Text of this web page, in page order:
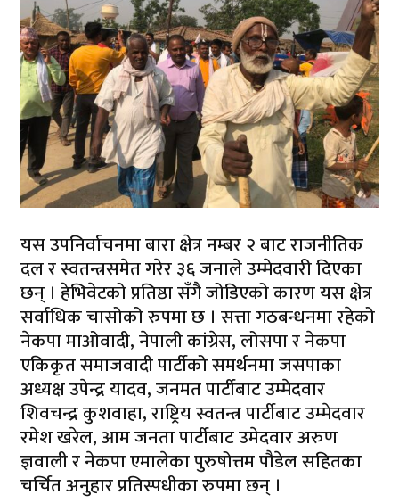
यस उपनिर्वाचनमा बारा क्षेत्र नम्बर २ बाट राजनीतिक
दल र स्वतन्त्रसमेत गरेर ३६ जनाले उम्मेदवारी दिएका
छन् । हेभिवेटको प्रतिष्ठा सँगै जोडिएको कारण यस क्षेत्र
सर्वाधिक चासोको रुपमा छ । सत्ता गठबन्धनमा रहेको
नेकपा माओवादी, नेपाली कांग्रेस, लोसपा र नेकपा
एकिकृत समाजवादी पार्टीको समर्थनमा जसपाका
अध्यक्ष उपेन्द्र यादव, जनमत पार्टीबाट उम्मेदवार
शिवचन्द्र कुशवाहा, राष्ट्रिय स्वतन्त्र पार्टीबाट उम्मेदवार
रमेश खरेल, आम जनता पार्टीबाट उमेदवार अरुण
ज्ञवाली र नेकपा एमालेका पुरुषोत्तम पौडेल सहितका
चर्चित अनुहार प्रतिस्पधीका रुपमा छन् ।